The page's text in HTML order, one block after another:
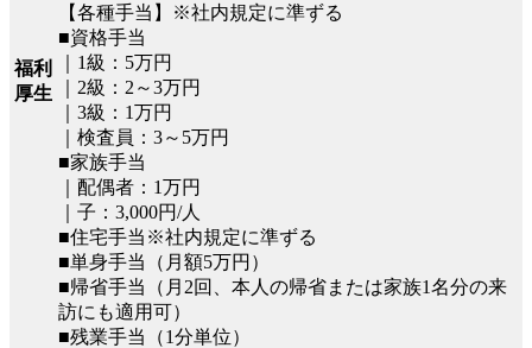
福利
厚生
【各種手当】※社内規定に準ずる
■資格手当
｜1級：5万円
｜2級：2～3万円
｜3級：1万円
｜検査員：3～5万円
■家族手当
｜配偶者：1万円
｜子：3,000円/人
■住宅手当※社内規定に準ずる
■単身手当（月額5万円）
■帰省手当（月2回、本人の帰省または家族1名分の来
訪にも適用可）
■残業手当（1分単位）